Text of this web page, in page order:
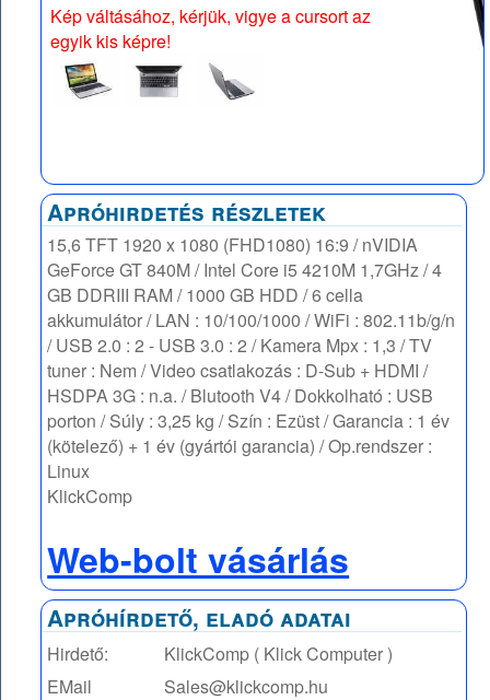
Kép váltásához, kérjük, vigye a cursort az
egyik kis képre!
Apróhirdetés részletek
15,6 TFT 1920 x 1080 (FHD1080) 16:9 / nVIDIA
GeForce GT 840M / Intel Core i5 4210M 1,7GHz / 4
GB DDRIII RAM / 1000 GB HDD / 6 cella
akkumulátor / LAN : 10/100/1000 / WiFi : 802.11b/g/n
/ USB 2.0 : 2 - USB 3.0 : 2 / Kamera Mpx : 1,3 / TV
tuner : Nem / Video csatlakozás : D-Sub + HDMI /
HSDPA 3G : n.a. / Blutooth V4 / Dokkolható : USB
porton / Súly : 3,25 kg / Szín : Ezüst / Garancia : 1 év
(kötelező) + 1 év (gyártói garancia) / Op.rendszer :
Linux
KlickComp
Web-bolt vásárlás
Apróhírdető, eladó adatai
Hirdető:
KlickComp ( Klick Computer )
EMail
Sales@klickcomp.hu